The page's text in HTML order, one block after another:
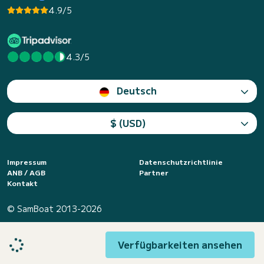
Verfügbarkeiten ansehen
4.9/5
4.3/5
Deutsch
$ (USD)
Impressum
Datenschutzrichtlinie
ANB / AGB
Partner
Kontakt
© SamBoat 2013-2026